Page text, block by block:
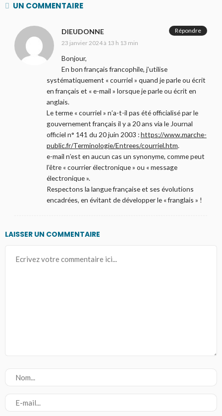
UN COMMENTAIRE
DIEUDONNE
23 janvier 2024 à 13 h 13 min
Bonjour,
En bon français francophile, j’utilise
systématiquement « courriel » quand je parle ou écrit
en français et « e-mail » lorsque je parle ou écrit en
anglais.
Le terme « courriel » n’a-t-il pas été officialisé par le
gouvernement français il y a 20 ans via le Journal
officiel n° 141 du 20 juin 2003 :https://www.marche-
public.fr/Terminologie/Entrees/courriel.htm.
e-mail n’est en aucun cas un synonyme, comme peut
l’être « courrier électronique » ou « message
électronique ».
Respectons la langue française et ses évolutions
encadrées, en évitant de développer le « franglais » !
Répondre
LAISSER UN COMMENTAIRE